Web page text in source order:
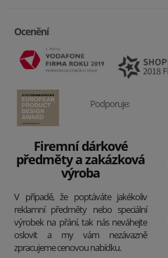
Ocenění
Podporuje:
Firemní dárkové
předměty a zakázková
výroba
V případě, že poptáváte jakékoliv
reklamní předměty nebo speciální
výrobek na přání, tak nás neváhejte
oslovit a my vám nezávazně
zpracujeme cenovou nabídku.